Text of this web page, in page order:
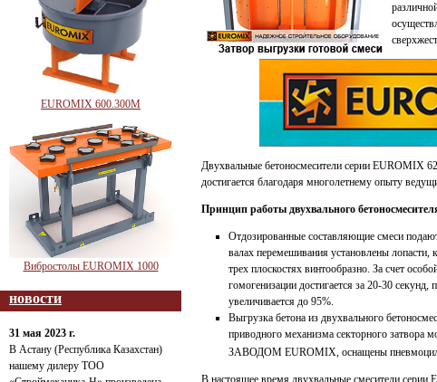
EUROMIX 600.300М
Вибростолы EUROMIX 1000
новости
31 мая 2023 г.
В Астану (Республика Казахстан)
нашему дилеру ТОО
Двухвальные бетоносмесители серии EUROMIX
достигается благодаря многолетнему опыту
Принцип работы двухвального
Отдозированные составляющие смеси
валах перемешивания установлены лопасти,
трех плоскостях винтообразно. За счет
гомогенизации достигается за 20-30
увеличивается до 95%.
Выгрузка бетона из двухвального
приводного механизма секторного затвора
ЗАВОДОМ EUROMIX, оснащены
В настоящее время двухвальные смесители